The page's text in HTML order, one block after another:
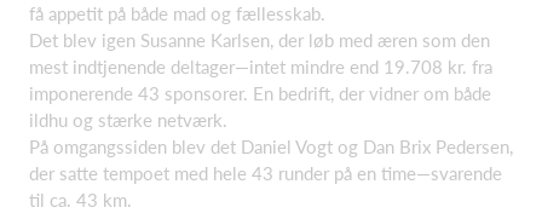
få appetit på både mad og fællesskab.
Det blev igen Susanne Karlsen, der løb med æren som den
mest indtjenende deltager—intet mindre end 19.708 kr. fra
imponerende 43 sponsorer. En bedrift, der vidner om både
ildhu og stærke netværk.
På omgangssiden blev det Daniel Vogt og Dan Brix Pedersen,
der satte tempoet med hele 43 runder på en time—svarende
til ca. 43 km.